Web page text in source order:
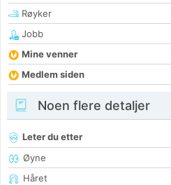
Røyker
Jobb
Mine venner
Medlem siden
Noen flere detaljer
Leter du etter
Øyne
Håret